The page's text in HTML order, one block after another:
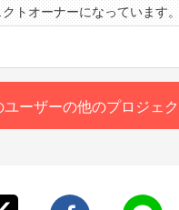
オーナーになっています。
ユーザーの他のプロジェ